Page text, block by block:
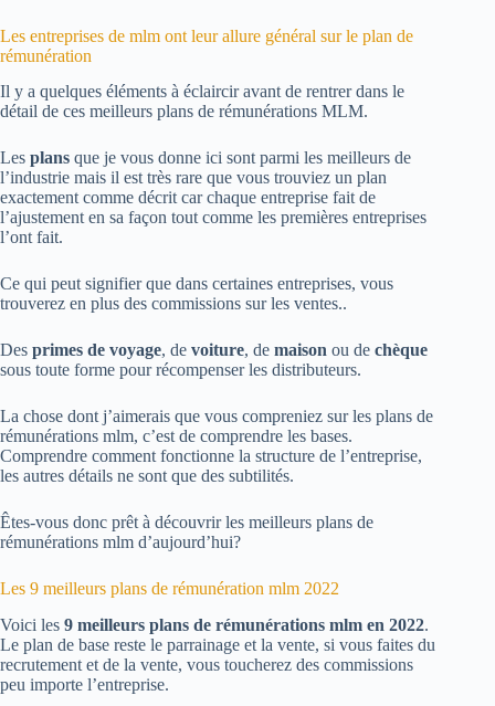
Les entreprises de mlm ont leur allure général sur le plan de
rémunération
Il y a quelques éléments à éclaircir avant de rentrer dans le
détail de ces meilleurs plans de rémunérations MLM.
Les plans que je vous donne ici sont parmi les meilleurs de
l’industrie mais il est très rare que vous trouviez un plan
exactement comme décrit car chaque entreprise fait de
l’ajustement en sa façon tout comme les premières entreprises
l’ont fait.
Ce qui peut signifier que dans certaines entreprises, vous
trouverez en plus des commissions sur les ventes..
Des primes de voyage, de voiture, de maison ou de chèque
sous toute forme pour récompenser les distributeurs.
La chose dont j’aimerais que vous compreniez sur les plans de
rémunérations mlm, c’est de comprendre les bases.
Comprendre comment fonctionne la structure de l’entreprise,
les autres détails ne sont que des subtilités.
Êtes-vous donc prêt à découvrir les meilleurs plans de
rémunérations mlm d’aujourd’hui?
Les 9 meilleurs plans de rémunération mlm 2022
Voici les 9 meilleurs plans de rémunérations mlm en 2022.
Le plan de base reste le parrainage et la vente, si vous faites du
recrutement et de la vente, vous toucherez des commissions
peu importe l’entreprise.